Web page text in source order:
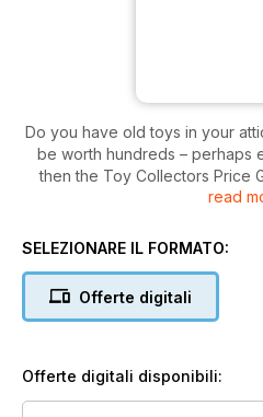
Do you have old toys in your
be worth hundreds – perhaps
then the Toy Collectors Price
potential value on
We’ve rounded up hundreds
and lots more, then put them
guide. Colour pictures are
read
SELEZIONARE IL FORMATO:
Offerte digitali
Offerte digitali disponibili: